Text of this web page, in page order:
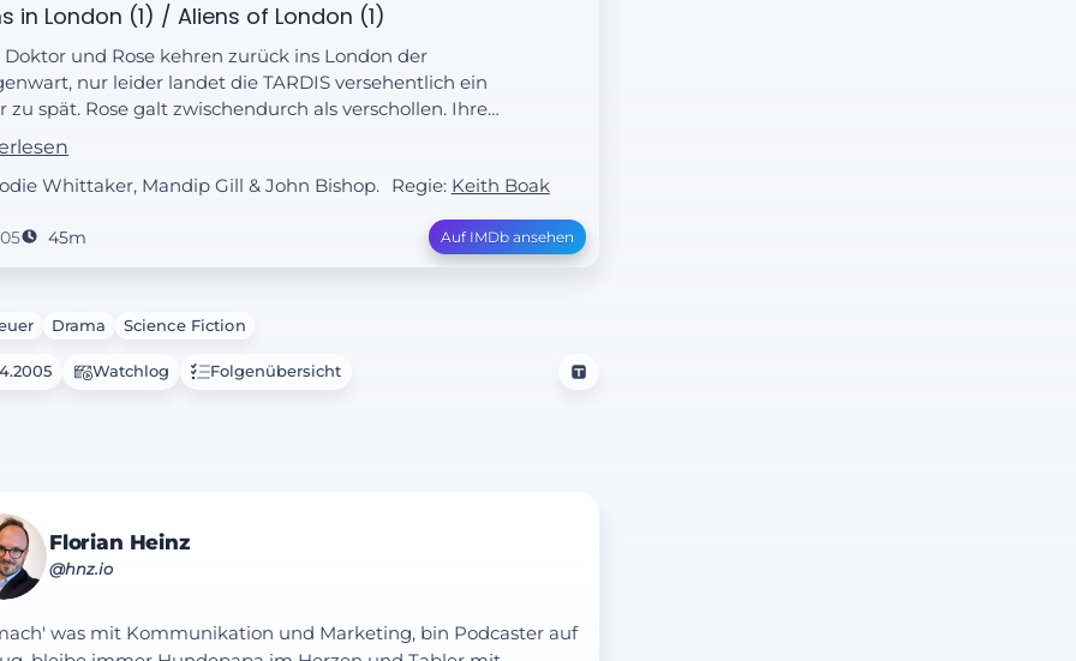
in London (1) / Aliens of London (1)
Doktor und Rose kehren zurück ins London der
nur leider landet die TARDIS versehentlich ein
zu spät. Rose galt zwischendurch als verschollen. Ihre
ist in heller Aufregung, und ihr Freund Mickey
mehrfach von der Polizei verhört. Noch während
versucht, ihre aufgelöste Mutter und den
Mickey zu beruhigen, stürzt ein Raumschiff
in London ab. Dann entdeckt der Doktor, dass der
Whittaker, Mandip Gill & John Bishop. Regie: Keith Boak
45m Auf IMDb ansehen
Drama Science Fiction
Watchlog Folgenübersicht
Florian Heinz
@hnz.io
was mit Kommunikation und Marketing, bin Podcaster auf